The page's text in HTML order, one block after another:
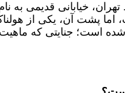
تهران، خیابانی قدیمی
اما پشت آن، یکی از
پنهان شده است؛ جنایتی